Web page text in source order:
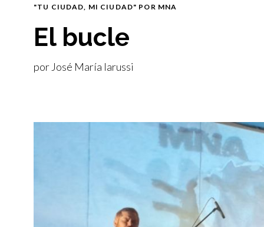
"TU CIUDAD, MI CIUDAD" POR MNA
El bucle
por José María Iarussi